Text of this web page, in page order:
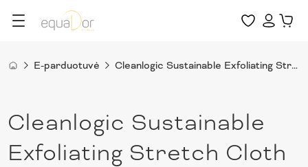
E-parduotuvė Cleanlogic Sustainable Exfoliating Stretch Cloth ištempiama kūno kempinė
Cleanlogic Sustainable
Exfoliating Stretch Cloth